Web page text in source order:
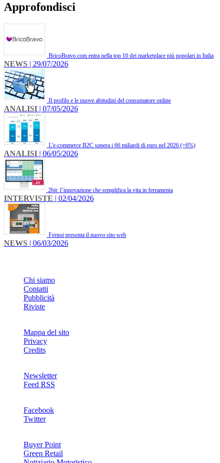
Approfondisci
BricoBravo.com entra nella top 10 dei marketplace più popolari in Italia
NEWS | 29/07/2026
Il profilo e le nuove abitudini del consumatore online
ANALISI | 07/05/2026
L'e-commerce B2C supera i 66 miliardi di euro nel 2026 (+6%)
ANALISI | 06/05/2026
2bit: l’innovazione che semplifica la vita in ferramenta
INTERVISTE | 02/04/2026
Fernoi presenta il nuovo sito web
NEWS | 06/03/2026
Chi siamo
Contatti
Pubblicità
Riviste
Mappa del sito
Privacy
Credits
Newsletter
Feed RSS
Facebook
Twitter
Buyer Point
Green Retail